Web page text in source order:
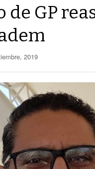
GP
2019